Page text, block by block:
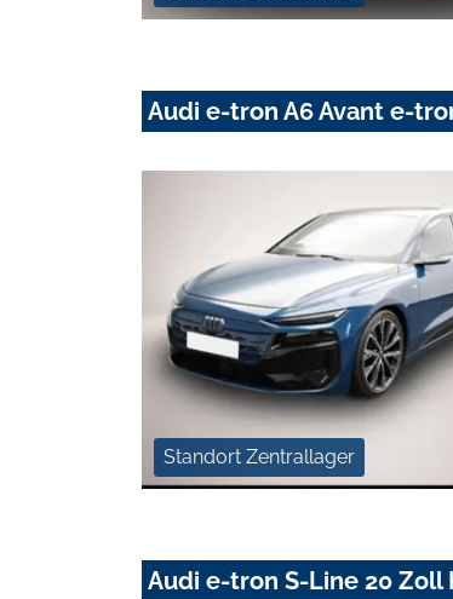
Audi e-tron A6 Avant e-
Standort Zentrallager
Audi e-tron S-Line 20 Zoll